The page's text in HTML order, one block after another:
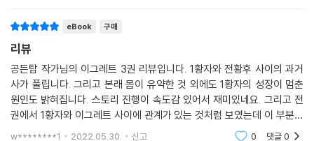
eBook 구매
리뷰
공든탑 작가님의 이그레트 3권 리뷰입니다. 1황자와 전황후 사이의 과거
사가 풀립니다. 그리고 본래 몸이 유약한 것 외에도 1황자의 성장이 멈춘
원인도 밝혀집니다. 스토리 진행이 속도감 있어서 재미있네요. 그리고 전
권에서 1황자와 이그레트 사이에 관계가 있는 것처럼 보였는데 이 부분도
해결됩니다. 아카데미 내용도 비중이 있는 편이라 재미있게 읽었습니다.
w********1 2022.05.30. 신고 0 댓글0